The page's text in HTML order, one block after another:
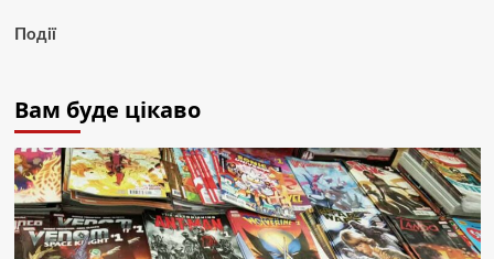
Події
Вам буде цікаво